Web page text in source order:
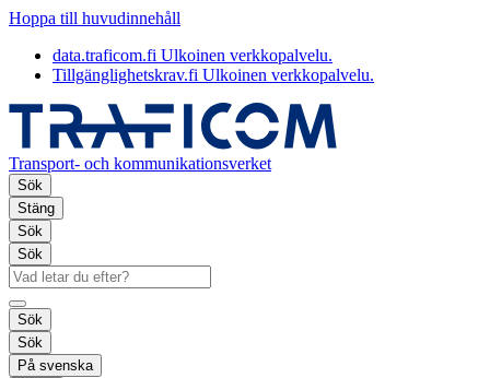
Hoppa till huvudinnehåll
data.traficom.fi Ulkoinen verkkopalvelu.
Tillgänglighetskrav.fi Ulkoinen verkkopalvelu.
Transport- och kommunikationsverket
Sök
Stäng
Sök
Sök
Sök
Sök
På svenska